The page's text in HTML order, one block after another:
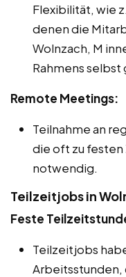
Flexibilität, wie
denen die
Wolnzach, M
Rahmens
Remote Meetings:
Teilnahme an
die oft zu
notwendig.
Teilzeitjobs in
Feste
Teilzeitjobs
Arbeitsstunden,